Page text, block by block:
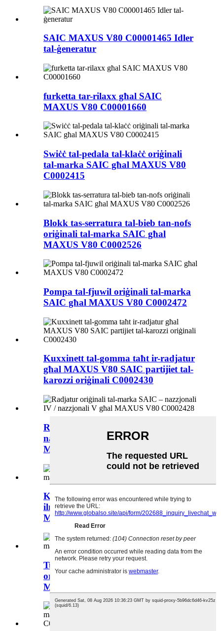
SAIC MAXUS V80 C00001465 Idler
tal-ġeneratur
furketta tar-rilaxx għal SAIC
MAXUS V80 C00001660
Swiċċ tal-pedala tal-klaċċ oriġinali
tal-marka SAIC għal MAXUS V80
C0002415
Blokk tas-serratura tal-bieb tan-nofs
oriġinali tal-marka SAIC għal
MAXUS V80 C0002526
Pompa tal-fjuwil oriġinali tal-marka
SAIC għal MAXUS V80 C0002472
Kuxxinett tal-gomma taħt ir-radjatur
għal MAXUS V80 SAIC partijiet tal-
karozzi oriġinali C0002430
Radjatur oriġinali tal-marka SAIC –
nazzjonali IV / nazzjonali V għal
MAXUS V80 C0002428
Kuxxinett tal-gomma fuq it-tank tal-
ilma għall-marka SAIC oriġinali
MAXUS V80 C0002427
Tubu tat-Tank ta' Espansjoni
oriġinali tal-marka SAIC għal
MAXUS V80 C0002416